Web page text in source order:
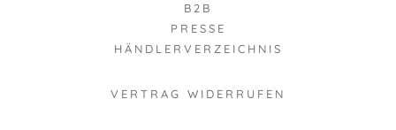
B2B
PRESSE
HÄNDLERVERZEICHNIS
VERTRAG WIDERRUFEN